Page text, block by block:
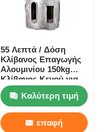
55 Λεπτά / Δόση
Κλίβανος Επαγωγής
Αλουμινίου 150kg
Κλίβανος Κενού για
Μπλόκ Σταθερός
Καλύτερη τιμή
επαφή